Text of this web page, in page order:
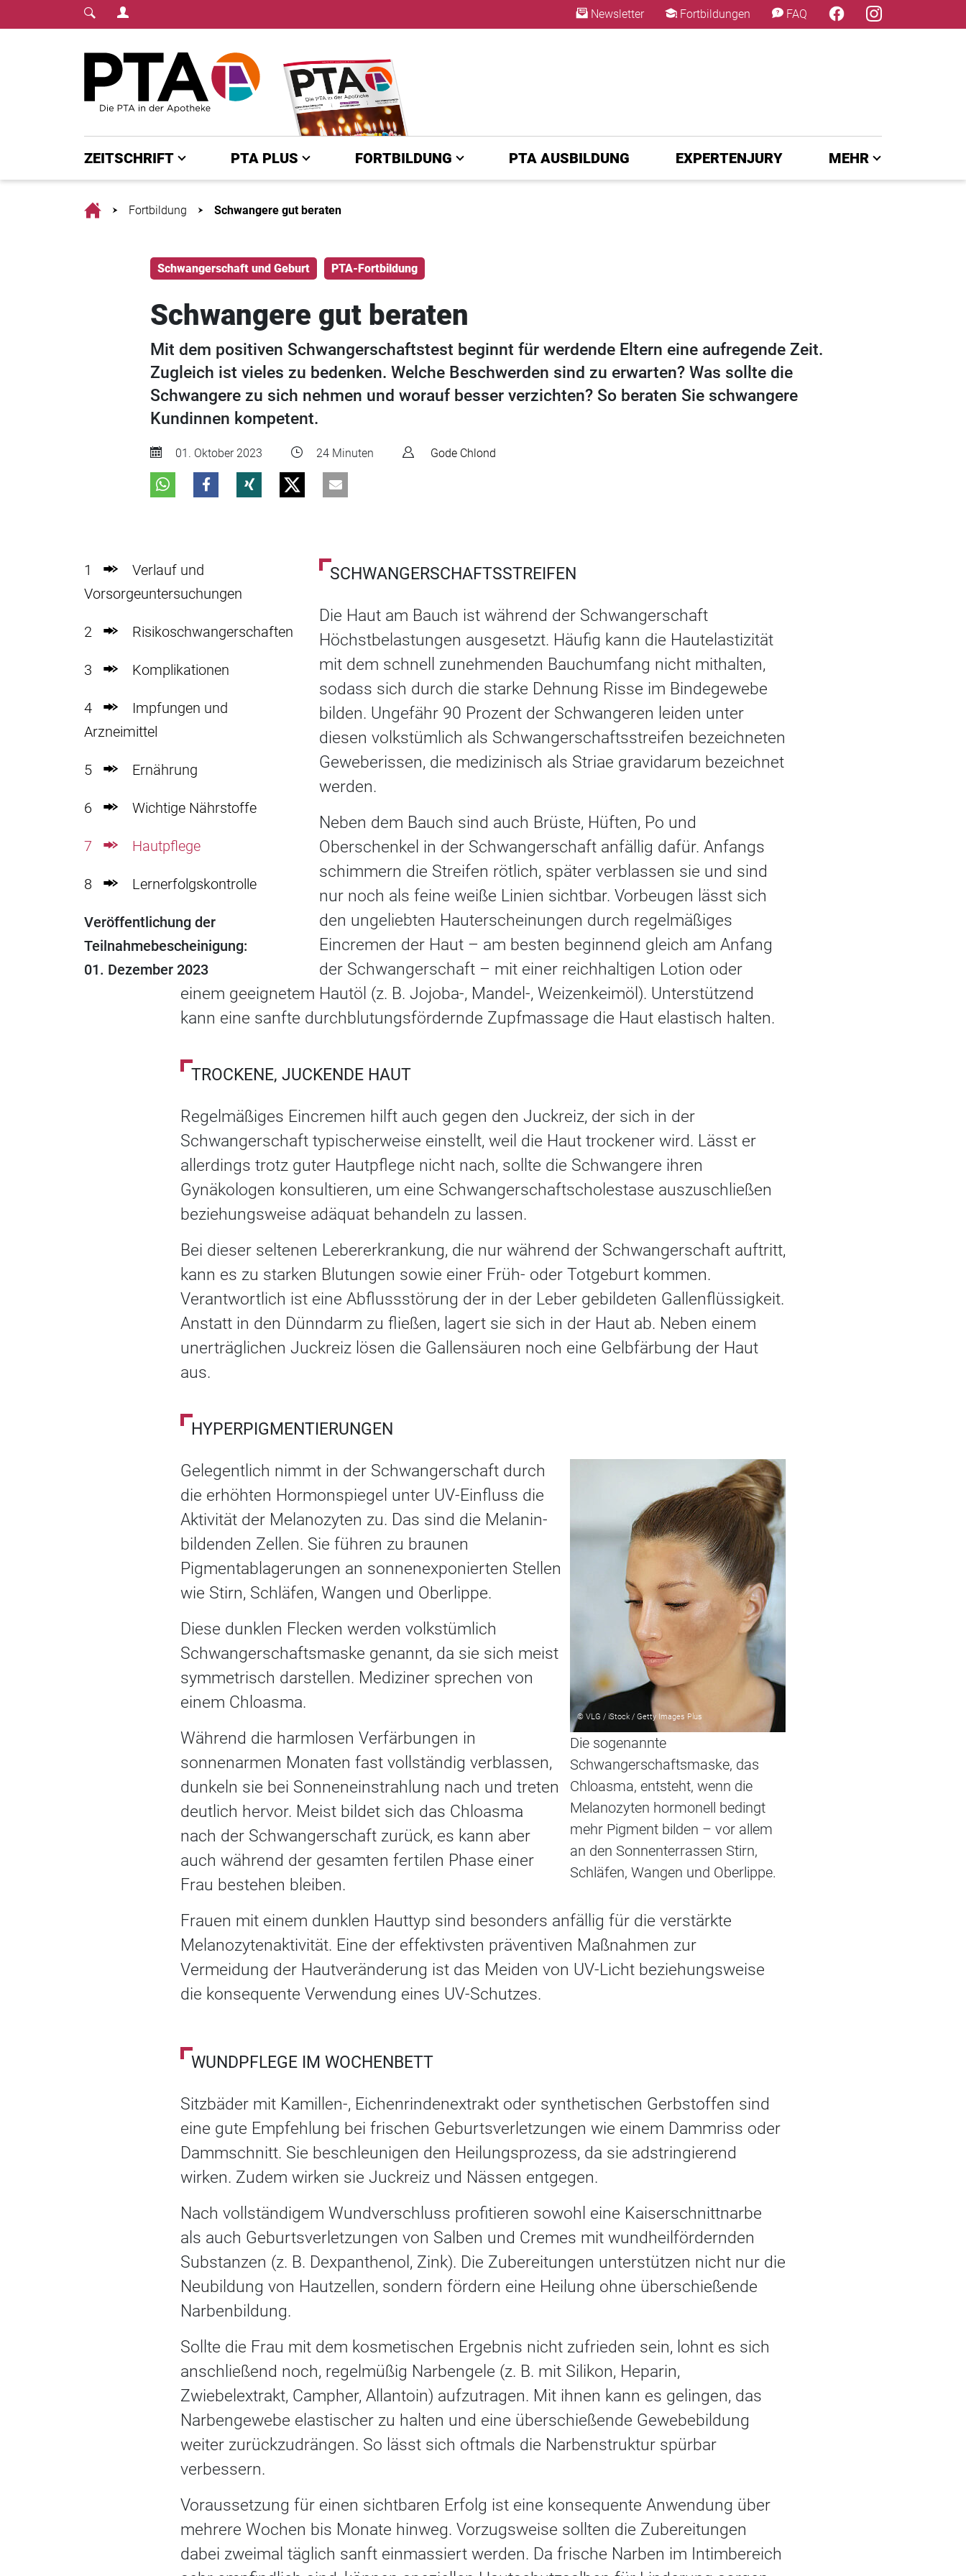
Login Menu Newsletter Fortbildungen FAQ
ZEITSCHRIFT PTA PLUS FORTBILDUNG PTA AUSBILDUNG EXPERTENJURY MEHR
HomeFortbildung Schwangere gut beraten
Schwangerschaft und Geburt PTA-Fortbildung
Schwangere gut beraten
Mit dem positiven Schwangerschaftstest beginnt für werdende Eltern eine aufregende Zeit.
Zugleich ist vieles zu bedenken. Welche Beschwerden sind zu erwarten? Was sollte die
Schwangere zu sich nehmen und worauf besser verzichten? So beraten Sie schwangere
Kundinnen kompetent.
01. Oktober 2023 24 Minuten Gode Chlond
1
Verlauf und
Vorsorgeuntersuchungen
2 Risikoschwangerschaften
3 Komplikationen
4
Impfungen und
Arzneimittel
5 Ernährung
6 Wichtige Nährstoffe
7 Hautpflege
8 Lernerfolgskontrolle
Veröffentlichung der
Teilnahmebescheinigung:
01. Dezember 2023
SCHWANGERSCHAFTSSTREIFEN
Die Haut am Bauch ist während der Schwangerschaft
Höchstbelastungen ausgesetzt. Häufig kann die Hautelastizität
mit dem schnell zunehmenden Bauchumfang nicht mithalten,
sodass sich durch die starke Dehnung Risse im Bindegewebe
bilden. Ungefähr 90 Prozent der Schwangeren leiden unter
diesen volkstümlich als Schwangerschaftsstreifen bezeichneten
Geweberissen, die medizinisch als Striae gravidarum bezeichnet
werden.
Neben dem Bauch sind auch Brüste, Hüften, Po und
Oberschenkel in der Schwangerschaft anfällig dafür. Anfangs
schimmern die Streifen rötlich, später verblassen sie und sind
nur noch als feine weiße Linien sichtbar. Vorbeugen lässt sich
den ungeliebten Hauterscheinungen durch regelmäßiges
Eincremen der Haut – am besten beginnend gleich am Anfang
der Schwangerschaft – mit einer reichhaltigen Lotion oder
einem geeignetem Hautöl (z. B. Jojoba-, Mandel-, Weizenkeimöl). Unterstützend
kann eine sanfte durchblutungsfördernde Zupfmassage die Haut elastisch halten.
TROCKENE, JUCKENDE HAUT
Regelmäßiges Eincremen hilft auch gegen den Juckreiz, der sich in der
Schwangerschaft typischerweise einstellt, weil die Haut trockener wird. Lässt er
allerdings trotz guter Hautpflege nicht nach, sollte die Schwangere ihren
Gynäkologen konsultieren, um eine Schwangerschaftscholestase auszuschließen
beziehungsweise adäquat behandeln zu lassen.
Bei dieser seltenen Lebererkrankung, die nur während der Schwangerschaft auftritt,
kann es zu starken Blutungen sowie einer Früh- oder Totgeburt kommen.
Verantwortlich ist eine Abflussstörung der in der Leber gebildeten Gallenflüssigkeit.
Anstatt in den Dünndarm zu fließen, lagert sie sich in der Haut ab. Neben einem
unerträglichen Juckreiz lösen die Gallensäuren noch eine Gelbfärbung der Haut
aus.
HYPERPIGMENTIERUNGEN
© VLG / iStock / Getty Images Plus
Die sogenannte
Schwangerschaftsmaske, das
Chloasma, entsteht, wenn die
Melanozyten hormonell bedingt
mehr Pigment bilden – vor allem
an den Sonnenterrassen Stirn,
Schläfen, Wangen und Oberlippe.
Gelegentlich nimmt in der Schwangerschaft durch
die erhöhten Hormonspiegel unter UV-Einfluss die
Aktivität der Melanozyten zu. Das sind die Melanin-
bildenden Zellen. Sie führen zu braunen
Pigmentablagerungen an sonnenexponierten Stellen
wie Stirn, Schläfen, Wangen und Oberlippe.
Diese dunklen Flecken werden volkstümlich
Schwangerschaftsmaske genannt, da sie sich meist
symmetrisch darstellen. Mediziner sprechen von
einem Chloasma.
Während die harmlosen Verfärbungen in
sonnenarmen Monaten fast vollständig verblassen,
dunkeln sie bei Sonneneinstrahlung nach und treten
deutlich hervor. Meist bildet sich das Chloasma
nach der Schwangerschaft zurück, es kann aber
auch während der gesamten fertilen Phase einer
Frau bestehen bleiben.
Frauen mit einem dunklen Hauttyp sind besonders anfällig für die verstärkte
Melanozytenaktivität. Eine der effektivsten präventiven Maßnahmen zur
Vermeidung der Hautveränderung ist das Meiden von UV-Licht beziehungsweise
die konsequente Verwendung eines UV-Schutzes.
WUNDPFLEGE IM WOCHENBETT
Sitzbäder mit Kamillen-, Eichenrindenextrakt oder synthetischen Gerbstoffen sind
eine gute Empfehlung bei frischen Geburtsverletzungen wie einem Dammriss oder
Dammschnitt. Sie beschleunigen den Heilungsprozess, da sie adstringierend
wirken. Zudem wirken sie Juckreiz und Nässen entgegen.
Nach vollständigem Wundverschluss profitieren sowohl eine Kaiserschnittnarbe
als auch Geburtsverletzungen von Salben und Cremes mit wundheilfördernden
Substanzen (z. B. Dexpanthenol, Zink). Die Zubereitungen unterstützen nicht nur die
Neubildung von Hautzellen, sondern fördern eine Heilung ohne überschießende
Narbenbildung.
Sollte die Frau mit dem kosmetischen Ergebnis nicht zufrieden sein, lohnt es sich
anschließend noch, regelmüßig Narbengele (z. B. mit Silikon, Heparin,
Zwiebelextrakt, Campher, Allantoin) aufzutragen. Mit ihnen kann es gelingen, das
Narbengewebe elastischer zu halten und eine überschießende Gewebebildung
weiter zurückzudrängen. So lässt sich oftmals die Narbenstruktur spürbar
verbessern.
Voraussetzung für einen sichtbaren Erfolg ist eine konsequente Anwendung über
mehrere Wochen bis Monate hinweg. Vorzugsweise sollten die Zubereitungen
dabei zweimal täglich sanft einmassiert werden. Da frische Narben im Intimbereich
×